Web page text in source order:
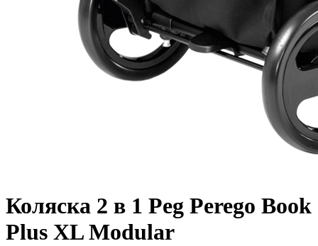
Коляска 2 в 1 Peg Perego Book
Plus XL Modular